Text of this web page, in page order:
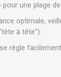
pour une plage
optimale,
à tête").
règle